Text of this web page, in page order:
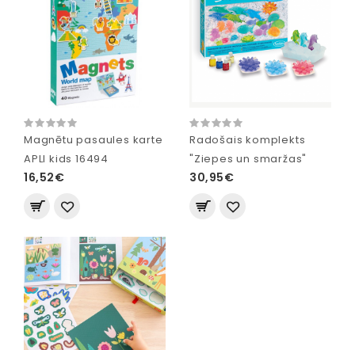
Magnētu pasaules karte
APLI kids 16494
16,52€
Radošais komplekts
"Ziepes un smaržas"
30,95€